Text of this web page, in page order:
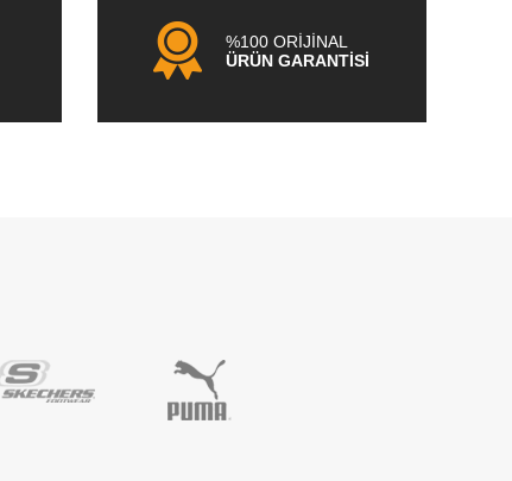
%100 ORİJİNAL
ÜRÜN GARANTİSİ